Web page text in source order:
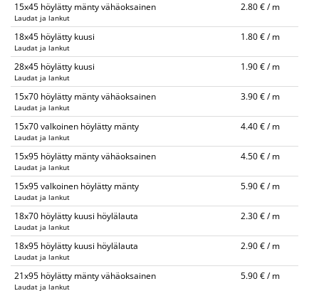
15x45 höylätty mänty vähäoksainen
Laudat ja lankut
2.80 € / m
18x45 höylätty kuusi
Laudat ja lankut
1.80 € / m
28x45 höylätty kuusi
Laudat ja lankut
1.90 € / m
15x70 höylätty mänty vähäoksainen
Laudat ja lankut
3.90 € / m
15x70 valkoinen höylätty mänty
Laudat ja lankut
4.40 € / m
15x95 höylätty mänty vähäoksainen
Laudat ja lankut
4.50 € / m
15x95 valkoinen höylätty mänty
Laudat ja lankut
5.90 € / m
18x70 höylätty kuusi höylälauta
Laudat ja lankut
2.30 € / m
18x95 höylätty kuusi höylälauta
Laudat ja lankut
2.90 € / m
21x95 höylätty mänty vähäoksainen
Laudat ja lankut
5.90 € / m